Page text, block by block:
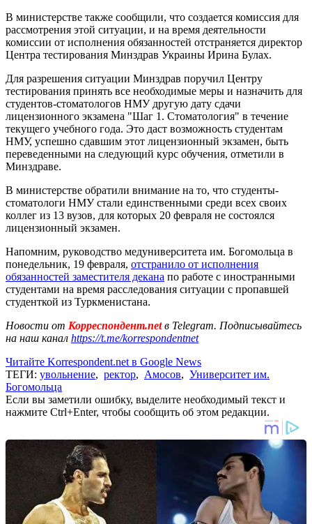
В министерстве также сообщили, что создается комиссия для
рассмотрения этой ситуации, и на время деятельности
комиссии от исполнения обязанностей отстраняется директор
Центра тестирования Минздрав Украины Ирина Булах.
Для разрешения ситуации Минздрав поручил Центру
тестирования принять все необходимые меры и назначить для
студентов-стоматологов НМУ другую дату сдачи
лицензионного экзамена "Шаг 1. Стоматология" в течение
текущего учебного года. Это даст возможность студентам
НМУ, успешно сдавшим этот лицензионный экзамен, быть
переведенными на следующий курс обучения, отметили в
Минздраве.
В министерстве обратили внимание на то, что студенты-
стоматологи НМУ стали единственными среди всех своих
коллег из 13 вузов, для которых 20 февраля не состоялся
лицензионный экзамен.
Напомним, руководство медуниверситета им. Богомольца в
понедельник, 19 февраля, отстранило от исполнения
обязанностей заместителя декана по работе с иностранными
студентами на время расследования ситуации с пропавшей
студенткой из Туркменистана.
Новости от Корреспондент.netв Telegram. Подписывайтесь
на наш канал https://t.me/korrespondentnet
Читайте Korrespondent.net в Google News
ТЕГИ: увольнение, ректор, Амосов, Университет им.
Богомольца
Если вы заметили ошибку, выделите необходимый текст и
нажмите Ctrl+Enter, чтобы сообщить об этом редакции.